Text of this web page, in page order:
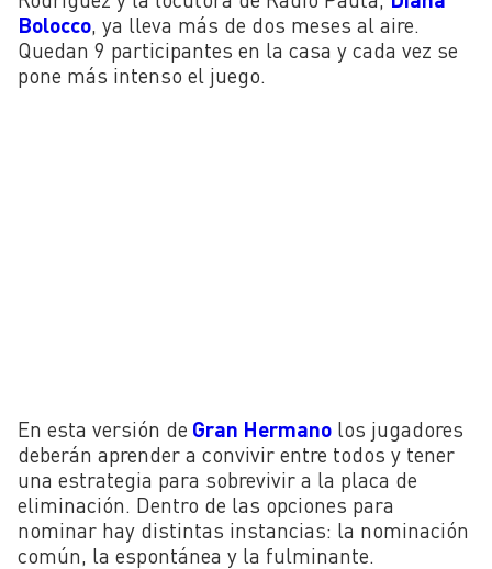
Bolocco , ya lleva más de dos meses al aire.
Quedan 9 participantes en la casa y cada vez se
pone más intenso el juego.
En esta versión de Gran Hermano los jugadores
deberán aprender a convivir entre todos y tener
una estrategia para sobrevivir a la placa de
eliminación. Dentro de las opciones para
nominar hay distintas instancias: la nominación
común, la espontánea y la fulminante.